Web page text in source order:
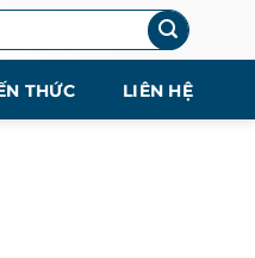
THỨC LIÊN HỆ